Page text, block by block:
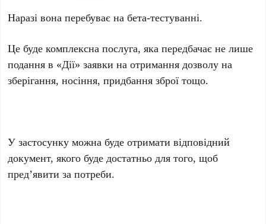
Наразі вона перебуває на бета-тестуванні.
Це буде комплексна послуга, яка передбачає не лише
подання в «Дії» заявки на отримання дозволу на
зберігання, носіння, придбання зброї тощо.
У застосунку можна буде отримати відповідний
документ, якого буде достатньо для того, щоб
пред’явити за потреби.